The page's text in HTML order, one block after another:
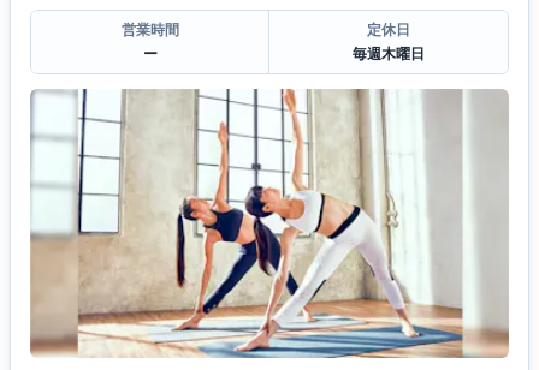
営業時間
ー
定休日
毎週木曜日